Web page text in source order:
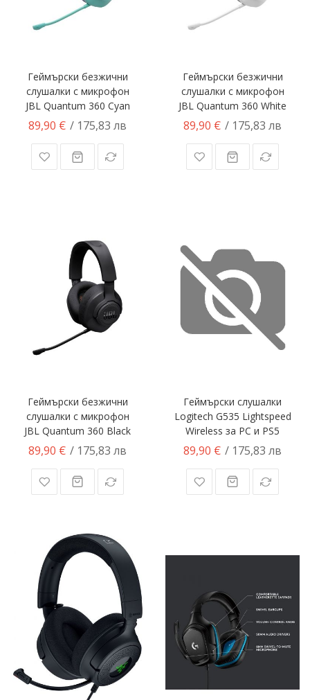
Геймърски безжични
слушалки с микрофон
JBL Quantum 360 Cyan
89,90 € / 175,83 лв
Геймърски безжични
слушалки с микрофон
JBL Quantum 360 White
89,90 € / 175,83 лв
Геймърски безжични
слушалки с микрофон
JBL Quantum 360 Black
89,90 € / 175,83 лв
Геймърски слушалки
Logitech G535 Lightspeed
Wireless за PC и PS5
89,90 € / 175,83 лв